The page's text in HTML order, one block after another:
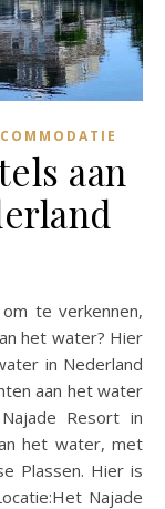
aan
het water? Hier
in Nederland
aan het water
Resort in
het water, met
Plassen. Hier is
Najade